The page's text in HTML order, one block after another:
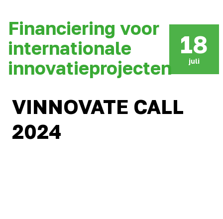
Financiering voor
internationale
innovatieprojecten
18
juli
VINNOVATE CALL
2024